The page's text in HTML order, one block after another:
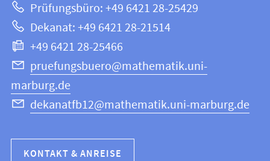
Website
und
Informatik
Prüfungsbüro: +49 6421 28-25429
Dekanat: +49 6421 28-21514
+49 6421 28-25466
pruefungsbuero@mathematik.uni-
marburg.de
dekanatfb12@mathematik.uni-marburg.de
KONTAKT & ANREISE